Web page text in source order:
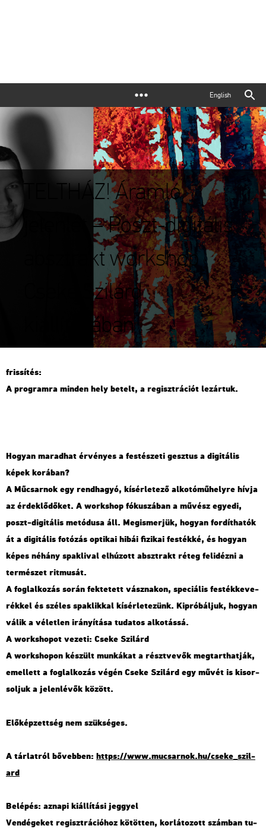
English
TELTHÁZ! Áramló
jelenlét – Poszt-digitális
absztrakt workshop
Cseke Szilárd
kiállításában
fris­sí­tés:
A prog­ram­ra min­den hely be­telt, a re­giszt­rá­ci­ót le­zár­tuk.
Ho­gyan ma­rad­hat ér­vé­nyes a fes­té­sze­ti gesz­tus a di­gi­tá­lis
képek ko­rá­ban?
A Mű­csar­nok egy rend­ha­gyó, kí­sér­le­te­ző al­ko­tó­mű­hely­re hívja
az ér­dek­lő­dő­ket. A work­shop fó­ku­szá­ban a mű­vész egye­di,
poszt-di­gi­tá­lis me­tó­du­sa áll. Meg­is­mer­jük, ho­gyan for­dít­ha­tók
át a di­gi­tá­lis fo­tó­zás op­ti­kai hibái fi­zi­kai fes­ték­ké, és ho­gyan
képes né­hány spak­li­val el­hú­zott abszt­rakt réteg fel­idéz­ni a
ter­mé­szet rit­mu­sát.
A fog­lal­ko­zás során fek­te­tett vász­na­kon, spe­ci­á­lis fes­ték­ke­ve­
rék­kel és szé­les spak­lik­kal kí­sér­le­te­zünk. Ki­pró­bál­juk, ho­gyan
válik a vé­let­len irá­nyí­tá­sa tu­da­tos al­ko­tás­sá.
A work­sho­pot ve­ze­ti: Cseke Szi­lárd
A work­sho­pon ké­szült mun­ká­kat a részt­ve­vők meg­tart­hat­ják,
emel­lett a fog­lal­ko­zás végén Cseke Szi­lárd egy művét is ki­sor­
sol­juk a je­len­lé­vők kö­zött.
Elő­kép­zett­ség nem szük­sé­ges.
A tár­lat­ról bő­veb­ben: https://​www.​mu­csar­nok.​hu/​cseke_​szil­
ard
Be­lé­pés: az­na­pi ki­ál­lí­tá­si jeggyel
Ven­dé­ge­ket re­giszt­rá­ci­ó­hoz kö­töt­ten, kor­lá­to­zott szám­ban tu­